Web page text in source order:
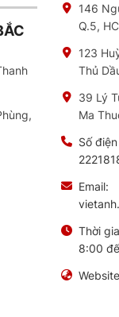
9.3/10, dẫn đầu
– Tạo Độ Ổn Định
(Chamfered
làm tăng diện
rõ rệt khi ôm cua
khi ôm cua được cải
xe ngay cả khi
xác và nhạy bén hơn
chia sẻ:“Kể từ
cảm thấy tự tin
nhẹ nhàng mà
146
Q.5,
123
Thủ
39 Lý
Ma
Số
Email:
Thời
8:00